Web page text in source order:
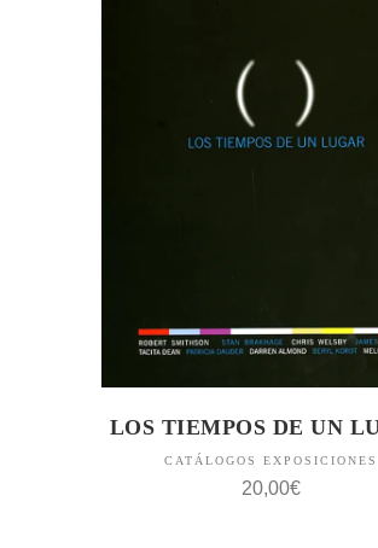
LOS TIEMPOS DE UN
CATÁLOGOS EXPOSICIONES
20,00€